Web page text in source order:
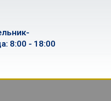
8:00 - 18:00